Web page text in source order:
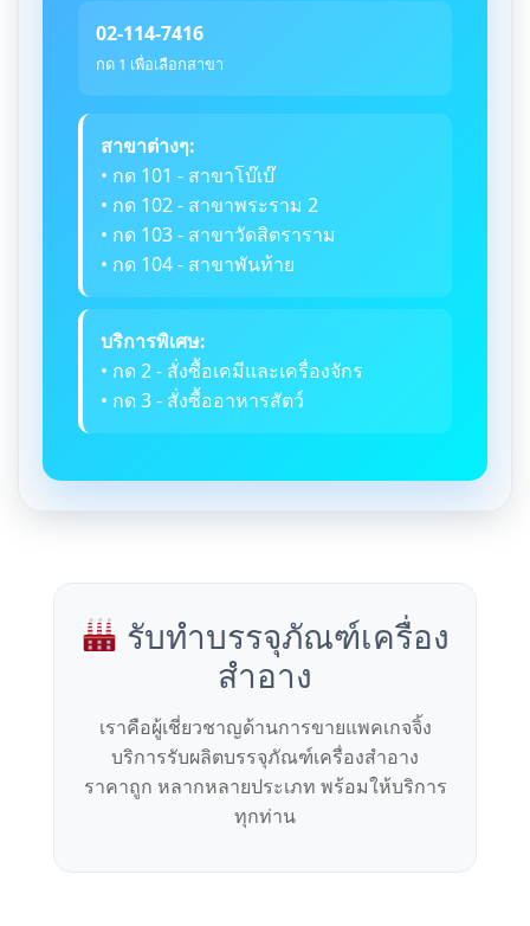
02-114-7416
กด 1 เพื่อเลือกสาขา
สาขาต่างๆ:
• กด 101 - สาขาโบ๊เบ๊
• กด 102 - สาขาพระราม 2
• กด 103 - สาขาวัดสิตราราม
• กด 104 - สาขาพันท้าย
บริการพิเศษ:
• กด 2 - สั่งซื้อเคมีและเครื่องจักร
• กด 3 - สั่งซื้ออาหารสัตว์
รับทำบรรจุภัณฑ์เครื่อง
สำอาง
เราคือผู้เชี่ยวชาญด้านการขายแพคเกจจิ้ง
บริการรับผลิตบรรจุภัณฑ์เครื่องสำอาง
ราคาถูก หลากหลายประเภท พร้อมให้บริการ
ทุกท่าน